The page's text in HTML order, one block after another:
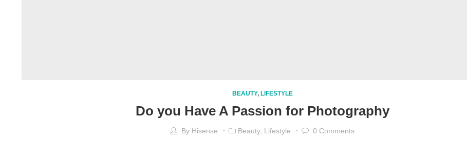
BEAUTY, LIFESTYLE
Do you Have A Passion for Photography
By Hisense Beauty, Lifestyle 0 Comments